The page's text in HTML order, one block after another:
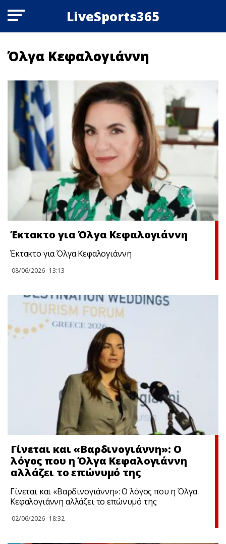
LiveSports365
Όλγα Κεφαλογιάννη
Έκτακτο για Όλγα Κεφαλογιάννη
Έκτακτο για Όλγα Κεφαλογιάννη
08/06/2026 13:13
Γίνεται και «Βαρδινογιάννη»: Ο
λόγος που η Όλγα Κεφαλογιάννη
αλλάζει το επώνυμό της
Γίνεται και «Βαρδινογιάννη»: Ο λόγος που η Όλγα
Κεφαλογιάννη αλλάζει το επώνυμό της
02/06/2026 18:32